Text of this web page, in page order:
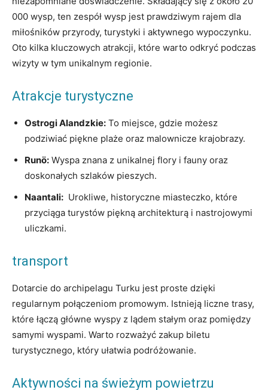
‍000 wysp, ten zespół wysp⁣ jest prawdziwym ‌rajem dla
miłośników przyrody, turystyki i aktywnego⁤ wypoczynku.‌
Oto kilka kluczowych atrakcji, które warto odkryć​ podczas
wizyty w tym unikalnym ​regionie.
Atrakcje turystyczne
Ostrogi Alandzkie: To miejsce, gdzie możesz‌
podziwiać piękne plaże oraz malownicze krajobrazy.
Runö: Wyspa ⁤znana z unikalnej flory i fauny oraz
⁤doskonałych szlaków pieszych.
Naantali: ‍ Urokliwe, historyczne miasteczko,⁣ które
przyciąga turystów ⁢piękną architekturą ⁤i nastrojowymi
uliczkami.
transport
Dotarcie do archipelagu Turku jest proste dzięki
regularnym ⁢połączeniom promowym. Istnieją liczne trasy,
które łączą główne wyspy z lądem stałym oraz pomiędzy
samymi wyspami. Warto‌ rozważyć zakup biletu
turystycznego, który ⁤ułatwia podróżowanie.
Aktywności na świeżym powietrzu